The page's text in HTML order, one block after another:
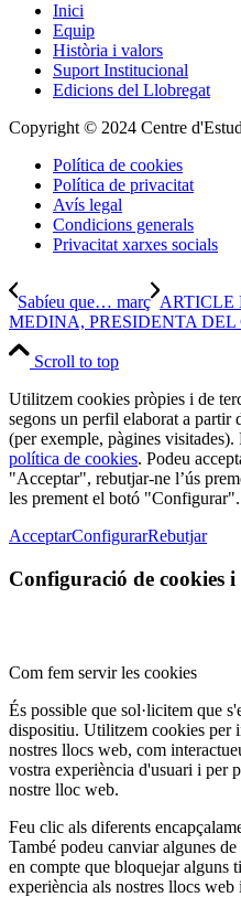
Inici
Equip
Història i valors
Suport Institucional
Edicions del Llobregat
Copyright © 2024 Centre
Política de cookies
Política de privacitat
Avís legal
Condicions generals
Privacitat xarxes socials
Sabíeu que… març ARTICLE
MEDINA, PRESIDENTA DEL
Scroll to top
Utilitzem cookies pròpies i de
segons un perfil elaborat a partir
(per exemple, pàgines
política de cookies. Podeu
"Acceptar", rebutjar-ne l’ús
les prement el botó "Configurar".
AcceptarConfigurarRebutjar
Configuració de cookies i
Com fem servir les cookies
És possible que sol·licitem que
dispositiu. Utilitzem cookies per
nostres llocs web, com
vostra experiència d'usuari i per
nostre lloc web.
Feu clic als diferents
També podeu canviar algunes
en compte que bloquejar alguns
experiència als nostres llocs